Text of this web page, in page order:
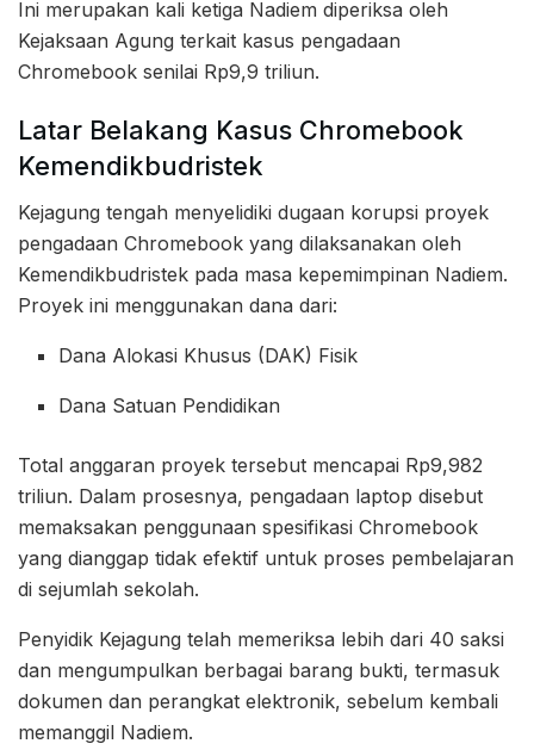
Ini merupakan kali ketiga Nadiem diperiksa oleh
Kejaksaan Agung terkait kasus pengadaan
Chromebook senilai Rp9,9 triliun.
Latar Belakang Kasus Chromebook
Kemendikbudristek
Kejagung tengah menyelidiki dugaan korupsi proyek
pengadaan Chromebook yang dilaksanakan oleh
Kemendikbudristek pada masa kepemimpinan Nadiem.
Proyek ini menggunakan dana dari:
Dana Alokasi Khusus (DAK) Fisik
Dana Satuan Pendidikan
Total anggaran proyek tersebut mencapai Rp9,982
triliun. Dalam prosesnya, pengadaan laptop disebut
memaksakan penggunaan spesifikasi Chromebook
yang dianggap tidak efektif untuk proses pembelajaran
di sejumlah sekolah.
Penyidik Kejagung telah memeriksa lebih dari 40 saksi
dan mengumpulkan berbagai barang bukti, termasuk
dokumen dan perangkat elektronik, sebelum kembali
memanggil Nadiem.